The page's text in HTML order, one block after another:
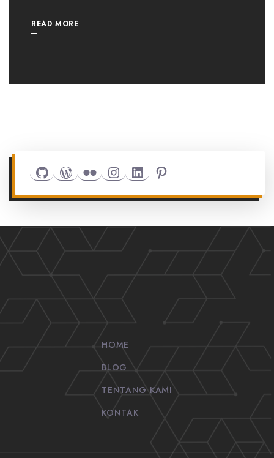
READ MORE
GithubWordPress
FlickrInstagram
LinkedInPinterest
HOME
BLOG
TENTANG KAMI
KONTAK